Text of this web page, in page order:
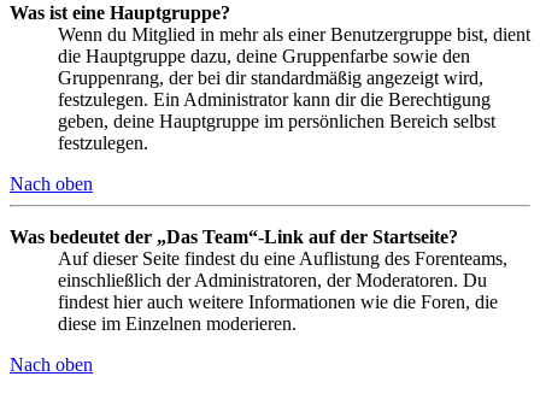
Was ist eine Hauptgruppe?
Wenn du Mitglied in mehr als einer Benutzergruppe bist, dient
die Hauptgruppe dazu, deine Gruppenfarbe sowie den
Gruppenrang, der bei dir standardmäßig angezeigt wird,
festzulegen. Ein Administrator kann dir die Berechtigung
geben, deine Hauptgruppe im persönlichen Bereich selbst
festzulegen.
Nach oben
Was bedeutet der „Das Team“-Link auf der Startseite?
Auf dieser Seite findest du eine Auflistung des Forenteams,
einschließlich der Administratoren, der Moderatoren. Du
findest hier auch weitere Informationen wie die Foren, die
diese im Einzelnen moderieren.
Nach oben